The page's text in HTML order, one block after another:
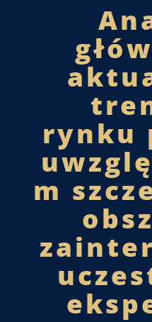
rynku
m